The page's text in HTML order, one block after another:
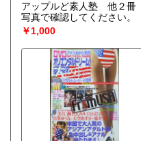
アップルど素人塾 他２冊
写真で確認してください。
￥1,000